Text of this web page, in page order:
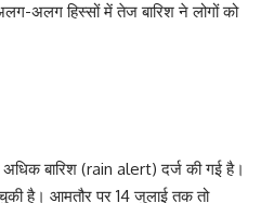
अलग हिस्सों में तेज बारिश ने लोगों को
बारिश (rain alert) दर्ज की गई है।
चुकी है। आमतौर पर 14 जुलाई तक तो